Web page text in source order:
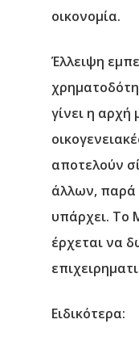
οικονομία.
Έλλειψη
γίνει η αρχή
αποτελούν
άλλων, παρά
υπάρχει. Το
έρχεται να
Ειδικότερα: